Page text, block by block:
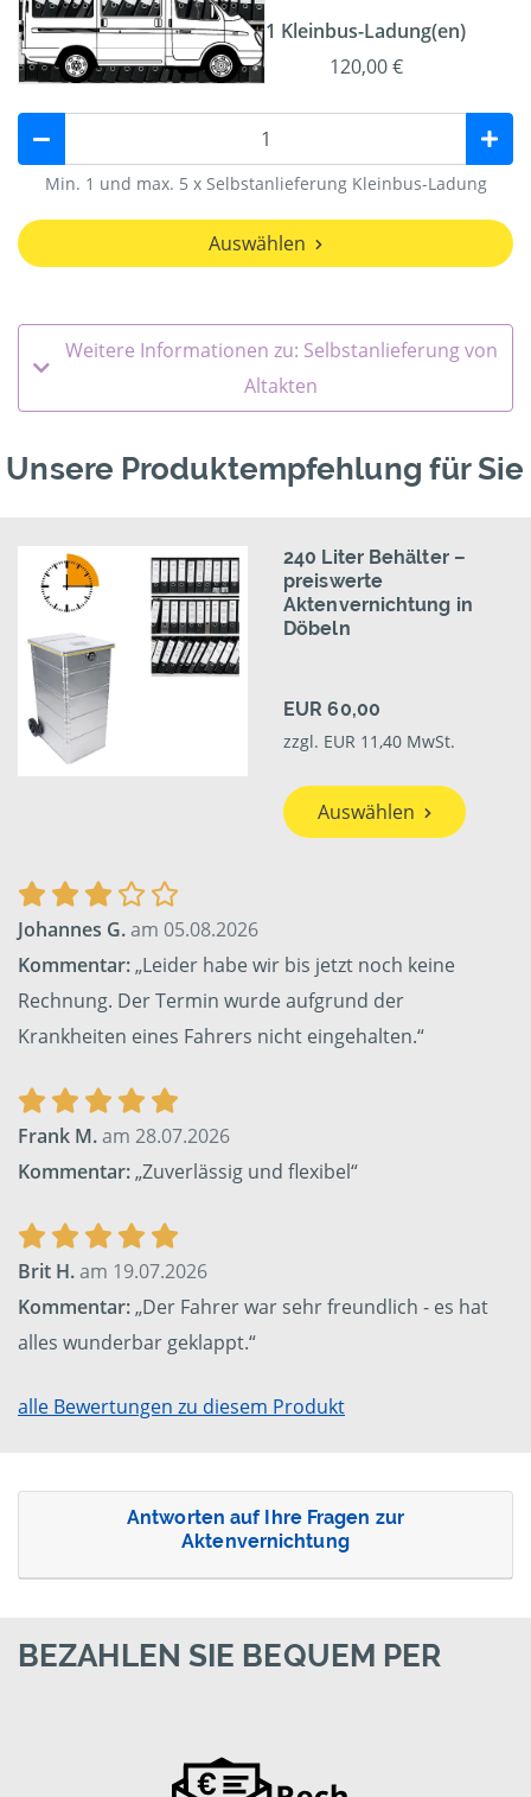
1 Kleinbus-Ladung(en)
120,00 €
Min. 1 und max. 5 x Selbstanlieferung Kleinbus-Ladung
Auswählen
Weitere Informationen zu: Selbstanlieferung von
Altakten
Unsere Produktempfehlung für Sie
240 Liter Behälter –
preiswerte
Aktenvernichtung in
Döbeln
EUR 60,00
zzgl. EUR 11,40 MwSt.
Auswählen
Johannes G.am 05.08.2026
Kommentar:„Leider habe wir bis jetzt noch keine
Rechnung. Der Termin wurde aufgrund der
Krankheiten eines Fahrers nicht eingehalten.“
Frank M.am 28.07.2026
Kommentar:„Zuverlässig und flexibel“
Brit H.am 19.07.2026
Kommentar:„Der Fahrer war sehr freundlich - es hat
alles wunderbar geklappt.“
alle Bewertungen zu diesem Produkt
Antworten auf Ihre Fragen zur
Aktenvernichtung
BEZAHLEN SIE BEQUEM PER